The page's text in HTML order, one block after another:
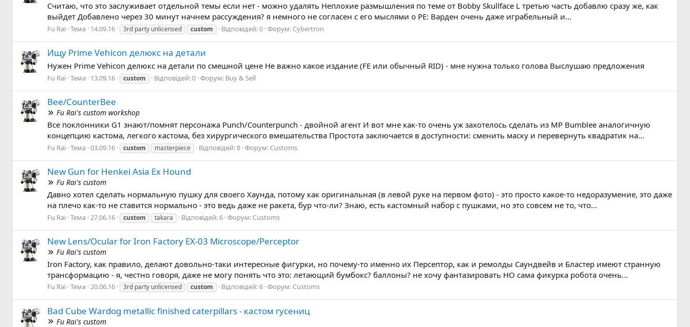
Считаю, что это заслуживает отдельной темы если нет - можно удалять Неплохие размышления по теме от Bobby Skullface L третью часть добавлю сразу же, как
выйдет Добавлено через 30 минут начнем рассуждения? я немного не согласен с его мыслями о РЕ: Варден очень даже играбельный и...
Fu Rai Тема 14.09.16 3rd party unlicensed custom Відповідей: 0 Форум: Cybertron
Ищу Prime Vehicon делюкс на детали
Нужен Prime Vehicon делюкс на детали по смешной цене Не важно какое издание (FE или обычный RID) - мне нужна только голова Выслушаю предложения
Fu Rai Тема 13.09.16 custom Відповідей: 0 Форум: Buy & Sell
Bee/CounterBee
Fu Rai's custom workshop
Все поклонники G1 знают/помнят персонажа Punch/Сounterpunch - двойной агент И вот мне как-то очень уж захотелось сделать из МP Bumblee аналогичную
концепцию кастома, легкого кастома, без хирургического вмешательства Простота заключается в доступности: сменить маску и перевернуть квадратик на...
Fu Rai Тема 03.09.16 custom masterpiece Відповідей: 8 Форум: Customs
New Gun for Henkei Asia Ex Hound
Fu Rai's custom
Давно хотел сделать нормальную пушку для своего Хаунда, потому как оригинальная (в левой руке на первом фото) - это просто какое-то недоразумение, это даже
на плечо как-то не ставится нормально - это ведь даже не ракета, бур что-ли? Знаю, есть кастомный набор с пушками, но это совсем не то, что...
Fu Rai Тема 27.06.16 custom takara Відповідей: 6 Форум: Customs
New Lens/Ocular for Iron Factory EX-03 Microscope/Perceptor
Fu Rai's custom
Iron Factory, как правило, делают довольно-таки интересные фигурки, но почему-то именно их Персептор, как и ремолды Саундвейв и Бластер имеют странную
трансформацию - я, честно говоря, даже не могу понять что это: летающий бумбокс? баллоны? не хочу фантазировать НО сама фикурка робота очень...
Fu Rai Тема 20.06.16 3rd party unlicensed custom Відповідей: 6 Форум: Customs
Bad Cube Wardog metallic finished caterpillars - кастом гусениц
Fu Rai's custom